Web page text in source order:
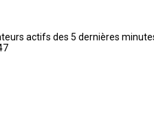
actifs des 5 dernières